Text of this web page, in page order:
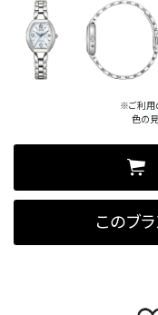
※ご利用
色の
このブ